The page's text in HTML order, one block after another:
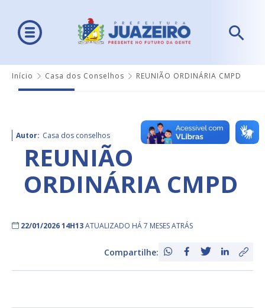
Início Casa dos Conselhos REUNIÃO ORDINÁRIA CMPD
Autor: Casa dos conselhos
REUNIÃO
ORDINÁRIA CMPD
22/01/2026 14H13ATUALIZADO HÁ 7 MESES ATRÁS
Compartilhe: